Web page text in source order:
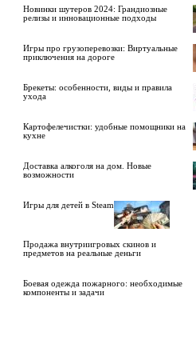
Новинки шутеров 2024: Грандиозные
релизы и инновационные подходы
Игры про грузоперевозки: Виртуальные
приключения на дороге
Брекеты: особенности, виды и правила
ухода
Картофелечистки: удобные помощники на
кухне
Доставка алкоголя на дом. Новые
возможности
Игры для детей в Steam
Продажа внутриигровых скинов и
предметов на реальные деньги
Боевая одежда пожарного: необходимые
компоненты и задачи